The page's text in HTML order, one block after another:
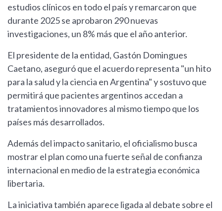
estudios clínicos en todo el país y remarcaron que
durante 2025 se aprobaron 290 nuevas
investigaciones, un 8% más que el año anterior.
El presidente de la entidad, Gastón Domingues
Caetano, aseguró que el acuerdo representa "un hito
para la salud y la ciencia en Argentina" y sostuvo que
permitirá que pacientes argentinos accedan a
tratamientos innovadores al mismo tiempo que los
países más desarrollados.
Además del impacto sanitario, el oficialismo busca
mostrar el plan como una fuerte señal de confianza
internacional en medio de la estrategia económica
libertaria.
La iniciativa también aparece ligada al debate sobre el